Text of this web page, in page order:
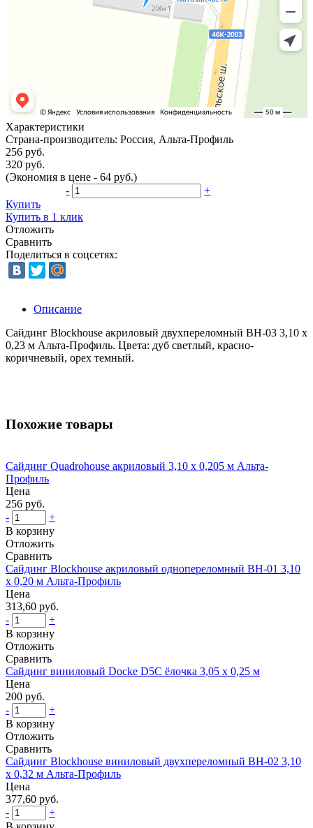
Характеристики
Страна-производитель: Россия, Альта-Профиль
256 руб.
320 руб.
(Экономия в цене - 64 руб.)
-
+
Купить
Купить в 1 клик
Отложить
Сравнить
Поделиться в соцсетях:
Описание
Сайдинг Blockhouse акриловый двухпереломный ВН-03 3,10 х
0,23 м Альта-Профиль. Цвета: дуб светлый, красно-
коричневый, орех темный.
Похожие товары
Сайдинг Quadrohouse акриловый 3,10 х 0,205 м Альта-
Профиль
Цена
256 руб.
-
+
В корзину
Отложить
Сравнить
Сайдинг Blockhouse акриловый однопереломный ВН-01 3,10
х 0,20 м Альта-Профиль
Цена
313,60 руб.
-
+
В корзину
Отложить
Сравнить
Сайдинг виниловый Docke D5C ёлочка 3,05 x 0,25 м
Цена
200 руб.
-
+
В корзину
Отложить
Сравнить
Сайдинг Blockhouse виниловый двухпереломный ВН-02 3,10
х 0,32 м Альта-Профиль
Цена
377,60 руб.
-
+